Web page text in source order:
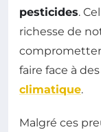
pesticides.
richesse de
faire face à
climatique.
Malgré ces